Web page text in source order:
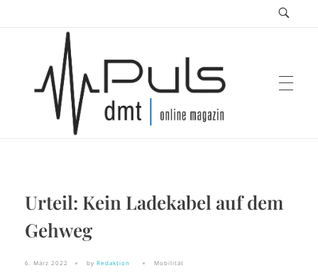
Puls Magazin
Zukunft der Mobilität
Urteil: Kein Ladekabel auf dem
Gehweg
6. März 2022 by Redaktion Mobilität